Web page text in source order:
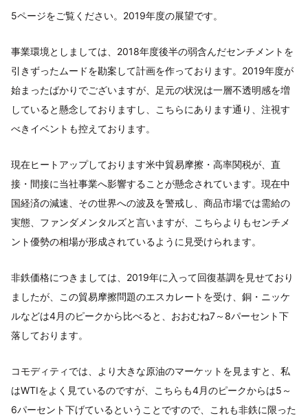
5ページをご覧ください。2019年度の展望です。
事業環境としましては、2018年度後半の弱含んだセンチメントを
引きずったムードを勘案して計画を作っております。2019年度が
始まったばかりでございますが、足元の状況は一層不透明感を増
していると懸念しておりますし、こちらにあります通り、注視す
べきイベントも控えております。
現在ヒートアップしております米中貿易摩擦・高率関税が、直
接・間接に当社事業へ影響することが懸念されています。現在中
国経済の減速、その世界への波及を警戒し、商品市場では需給の
実態、ファンダメンタルズと言いますが、こちらよりもセンチメ
ント優勢の相場が形成されているように見受けられます。
非鉄価格につきましては、2019年に入って回復基調を見せており
ましたが、この貿易摩擦問題のエスカレートを受け、銅・ニッケ
ルなどは4月のピークから比べると、おおむね7～8パーセント下
落しております。
コモディティでは、より大きな原油のマーケットを見ますと、私
はWTIをよく見ているのですが、こちらも4月のピークからは5～
6パーセント下げているということですので、これも非鉄に限った